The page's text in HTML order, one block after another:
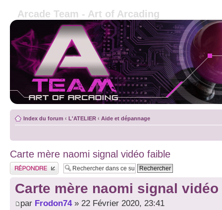
Arcade Team - Art of Arcading
Index du forum ‹ L'ATELIER ‹ Aide et dépannage
Carte mère naomi signal vidéo faible
Publier une réponse
Carte mère naomi signal
par Frodon74» 22 Février 2020, 23:41